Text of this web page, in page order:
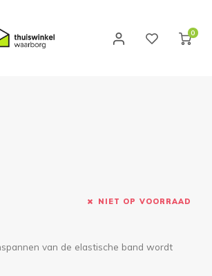
0
NIET OP VOORRAAD
van de elastische band wordt